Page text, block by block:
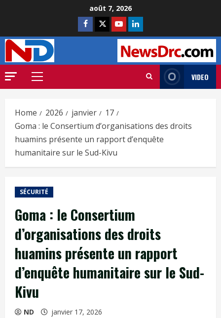
août 7, 2026
VIDEO
Home 2026 janvier
17
Goma : le Consertium d’organisations des droits
huamins présente un rapport d’enquête
humanitaire sur le Sud-Kivu
SÉCURITÉ
Goma : le Consertium
d’organisations des droits
huamins présente un rapport
d’enquête humanitaire sur le Sud-
Kivu
ND janvier 17, 2026